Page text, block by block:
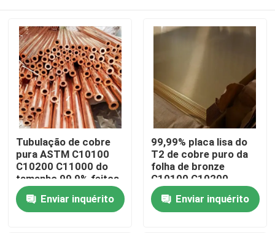
Para casa
Produtos
Sobre nós
Tubulação de cobre
pura ASTM C10100
C10200 C11000 do
tamanho 99,9% feitos
sob encomenda para a
indústriaEnviar inquérito
99,99% placa lisa do
T2 de cobre puro da
folha de bronze
C10100 C10200
C11000 C10300 da
folha do cátodo
Enviar inquérito